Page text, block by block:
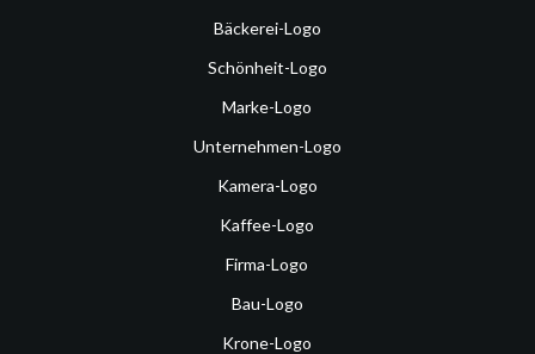
Bäckerei-Logo
Schönheit-Logo
Marke-Logo
Unternehmen-Logo
Kamera-Logo
Kaffee-Logo
Firma-Logo
Bau-Logo
Krone-Logo